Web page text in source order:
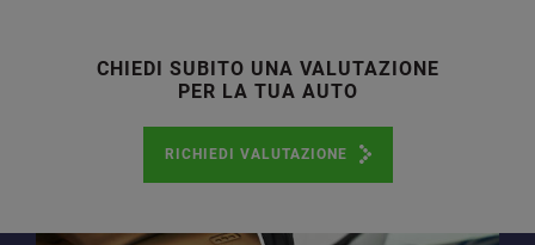
CHIEDI SUBITO UNA VALUTAZIONE
PER LA TUA AUTO
RICHIEDI VALUTAZIONE